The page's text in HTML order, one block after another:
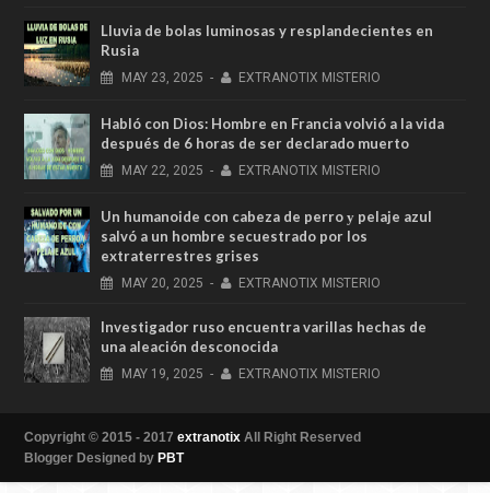
Lluvia de bolas luminosas y resplandecientes en
Rusia
MAY 23, 2025 - EXTRANOTIX MISTERIO
Habló con Dios: Hombre en Francia volvió a la vida
después de 6 horas de ser declarado muerto
MAY 22, 2025 - EXTRANOTIX MISTERIO
Un humanoide con cabeza de perro у pelaje azul
salvó a un hombre secuestrado por los
extraterrestres grises
MAY 20, 2025 - EXTRANOTIX MISTERIO
Investigador ruso encuentra varillas hechas de
una aleación desconocida
MAY 19, 2025 - EXTRANOTIX MISTERIO
Copyright © 2015 - 2017 extranotix All Right Reserved
Blogger Designed by PBT